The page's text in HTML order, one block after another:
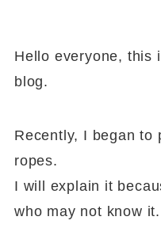
Hello everyone, this
blog.
Recently, I began to
ropes.
I will explain it
who may not know it.